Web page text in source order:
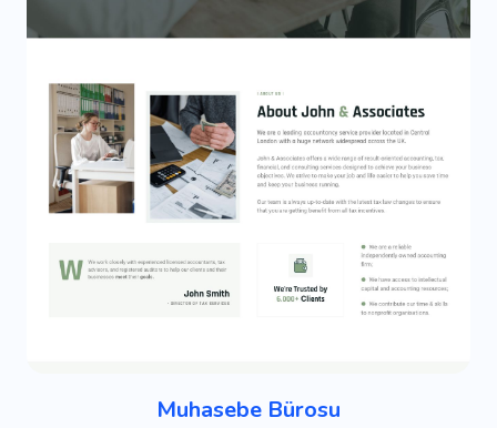
Muhasebe Bürosu